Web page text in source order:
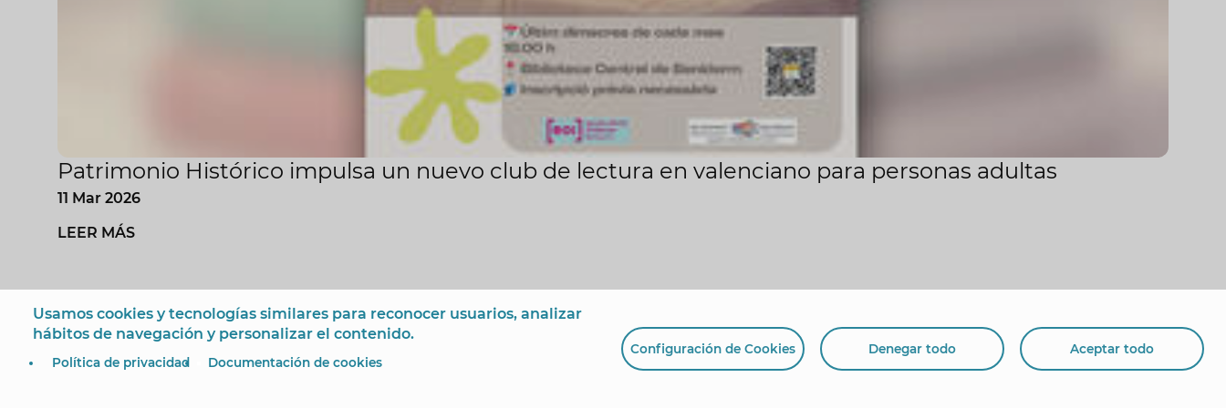
Patrimonio Histórico impulsa un nuevo club de lectura en valenciano para personas adultas
11 Mar 2026
LEER MÁS
© Ayuntamiento de BenidormPlaza SS.MM. Los Reyes de España, 1 - 03501 +34 96 681 54 00incidencias@benidorm.org
Usamos cookies y tecnologías similares para reconocer usuarios, analizar
hábitos de navegación y personalizar el contenido.
Política de privacidad Documentación de cookies
Configuración de Cookies Denegar todo Aceptar todo